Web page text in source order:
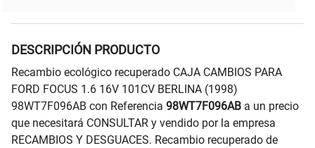
DESCRIPCIÓN PRODUCTO
Recambio ecológico recuperado CAJA CAMBIOS PARA
FORD FOCUS 1.6 16V 101CV BERLINA (1998)
98WT7F096AB con Referencia 98WT7F096AB a un precio
que necesitará CONSULTAR y vendido por la empresa
RECAMBIOS Y DESGUACES. Recambio recuperado de